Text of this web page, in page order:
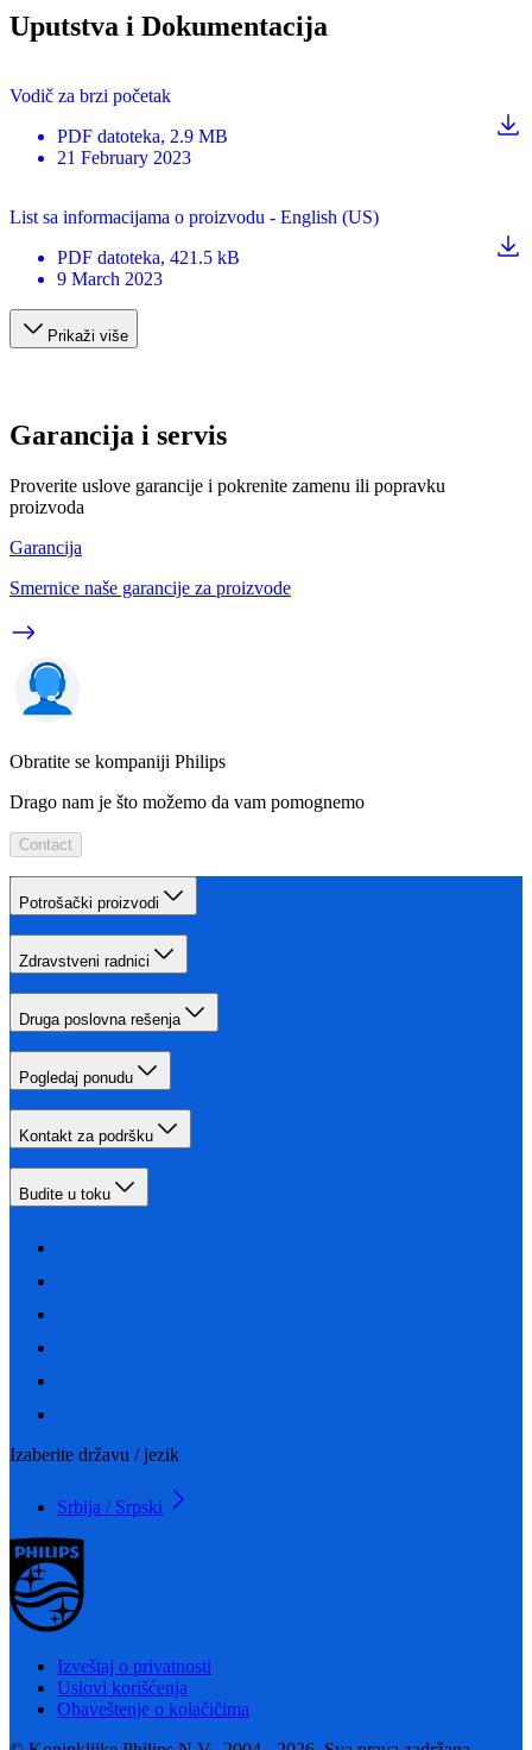
Uputstva i Dokumentacija
Vodič za brzi početak
PDF datoteka, 2.9 MB
21 February 2023
List sa informacijama o proizvodu - English (US)
PDF datoteka, 421.5 kB
9 March 2023
Prikaži više
Garancija i servis
Proverite uslove garancije i pokrenite zamenu ili popravku
proizvoda
Garancija
Smernice naše garancije za proizvode
Obratite se kompaniji Philips
Drago nam je što možemo da vam pomognemo
Contact
Potrošački proizvodi
Zdravstveni radnici
Druga poslovna rešenja
Pogledaj ponudu
Kontakt za podršku
Budite u toku
Izaberite državu / jezik
Srbija / Srpski
Izveštaj o privatnosti
Uslovi korišćenja
Obaveštenje o kolačičima